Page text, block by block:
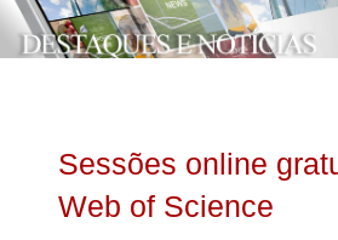
Sessões online
Web of Science